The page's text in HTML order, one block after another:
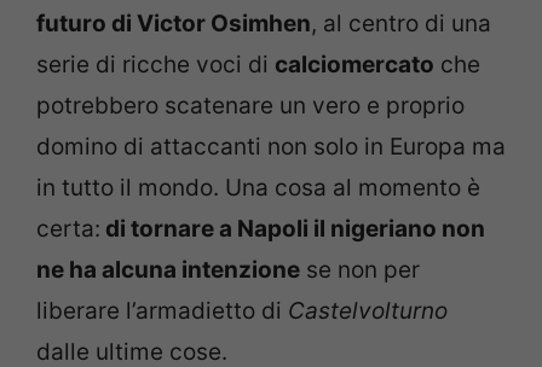
futuro di Victor Osimhen, al centro di una
serie di ricche voci di calciomercato che
potrebbero scatenare un vero e proprio
domino di attaccanti non solo in Europa ma
in tutto il mondo. Una cosa al momento è
certa: di tornare a Napoli il nigeriano non
ne ha alcuna intenzione se non per
liberare l’armadietto di Castelvolturno
dalle ultime cose.